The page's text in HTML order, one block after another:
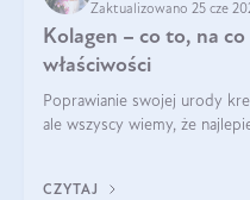
Zaktualizowano 25 cze
Kolagen – co to, na co
właściwości
Poprawianie swojej urody
ale wszyscy wiemy, że
CZYTAJ